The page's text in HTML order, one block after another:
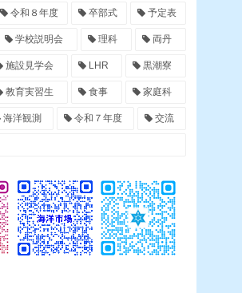
令和８年度 卒部式 予定表
学校説明会 理科 両丹
施設見学会 LHR 黒潮寮
教育実習生 食事 家庭科
海洋観測 令和７年度 交流